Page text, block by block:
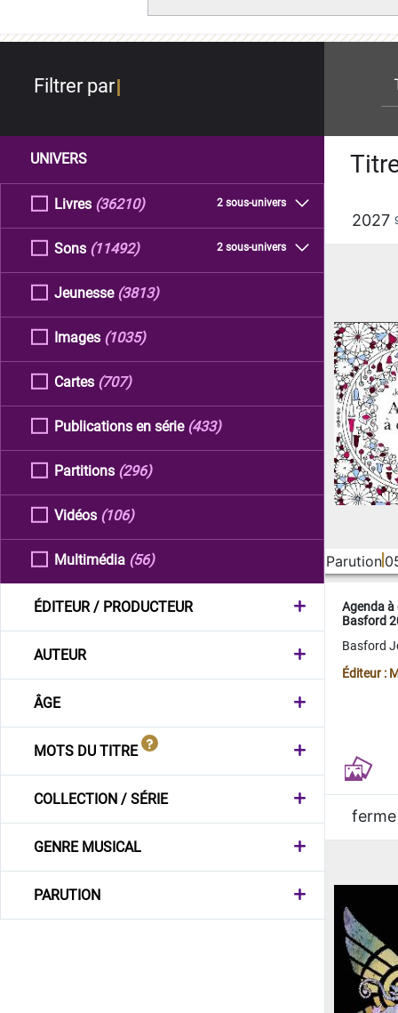
Filtrer par
UNIVERS
Livres 2 sous-univers
(36210)
Sons 2 sous-univers
(11492)
Jeunesse (3813)
Images (1035)
Cartes (707)
Publications en série (433)
Partitions (296)
Vidéos (106)
Multimédia (56)
ÉDITEUR / PRODUCTEUR
AUTEUR
ÂGE
MOTS DU TITRE
COLLECTION / SÉRIE
GENRE MUSICAL
PARUTION
2027
Parution
Agenda
Basford
Basford
Éditeur :
ferme